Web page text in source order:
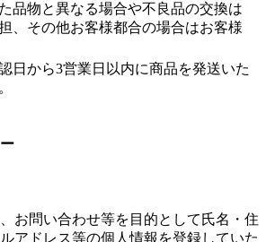
品物と異なる場合や不良品の交換は
、その他お客様都合の場合はお客様
日から3営業日以内に商品を発送いた
お問い合わせ等を目的として氏名・住
アドレス等の個人情報を登録していた